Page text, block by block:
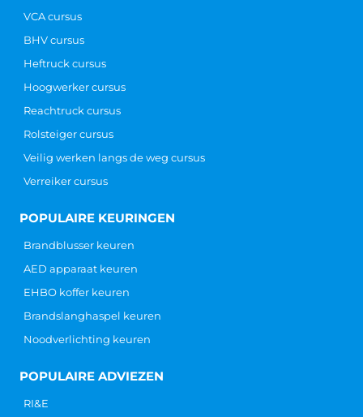
VCA cursus
BHV cursus
Heftruck cursus
Hoogwerker cursus
Reachtruck cursus
Rolsteiger cursus
Veilig werken langs de weg cursus
Verreiker cursus
POPULAIRE KEURINGEN
Brandblusser keuren
AED apparaat keuren
EHBO koffer keuren
Brandslanghaspel keuren
Noodverlichting keuren
POPULAIRE ADVIEZEN
RI&E